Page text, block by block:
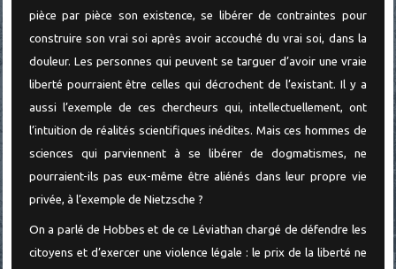
pièce par pièce son existence, se libérer de contraintes pour
construire son vrai soi après avoir accouché du vrai soi, dans la
douleur. Les personnes qui peuvent se targuer d’avoir une vraie
liberté pourraient être celles qui décrochent de l’existant. Il y a
aussi l’exemple de ces chercheurs qui, intellectuellement, ont
l’intuition de réalités scientifiques inédites. Mais ces hommes de
sciences qui parviennent à se libérer de dogmatismes, ne
pourraient-ils pas eux-même être aliénés dans leur propre vie
privée, à l’exemple de Nietzsche ?
On a parlé de Hobbes et de ce Léviathan chargé de défendre les
citoyens et d’exercer une violence légale : le prix de la liberté ne